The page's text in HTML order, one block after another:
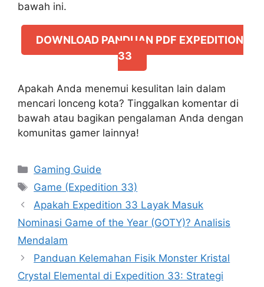
bawah ini.
DOWNLOAD PANDUAN PDF EXPEDITION
33
Apakah Anda menemui kesulitan lain dalam
mencari lonceng kota? Tinggalkan komentar di
bawah atau bagikan pengalaman Anda dengan
komunitas gamer lainnya!
Categories
Gaming Guide
Tags
Game (Expedition 33)
Apakah Expedition 33 Layak Masuk
Nominasi Game of the Year (GOTY)? Analisis
Mendalam
Panduan Kelemahan Fisik Monster Kristal
Crystal Elemental di Expedition 33: Strategi